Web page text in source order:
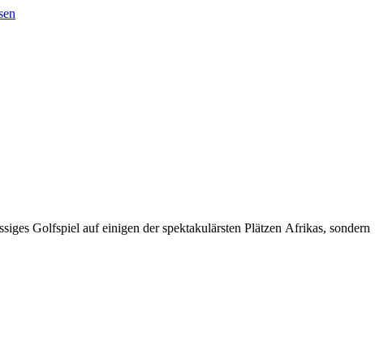
Golfspiel auf einigen der spektakulärsten Plätzen Afrikas, sondern